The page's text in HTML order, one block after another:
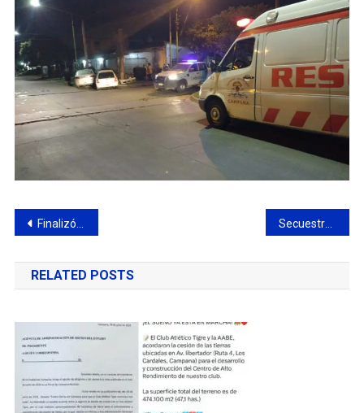
Navegación
de
entradas
Finalizó el curso de fotografía con celular para emprendedores
RELATED POSTS